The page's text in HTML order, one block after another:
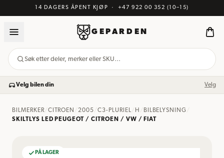
14 DAGERS ÅPENT KJØP · +47 922 00 352 (10–15)
GEPARDEN
Søk etter deler, merker eller SKU…
Velg bilen din Velg
BILMERKER/ CITROEN /2005 /C3-PLURIEL H BILBELYSNING
SKILTLYS LED PEUGEOT / CITROEN / VW / FIAT
PÅ LAGER